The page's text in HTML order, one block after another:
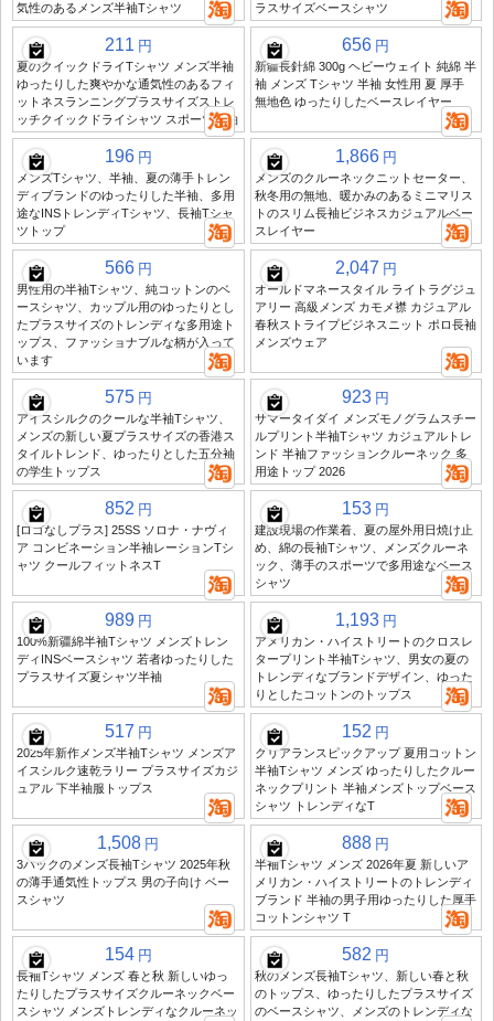
気性のあるメンズ半袖Tシャツ
ラスサイズベースシャツ
211 円
夏のクイックドライTシャツ メンズ半袖
ゆったりした爽やかな通気性のあるフィ
ットネスランニングプラスサイズストレ
ッチクイックドライシャツ スポーツ半袖
656 円
新疆長針綿 300g ヘビーウェイト 純綿 半
袖 メンズ Tシャツ 半袖 女性用 夏 厚手
無地色 ゆったりしたベースレイヤー
196 円
メンズTシャツ、半袖、夏の薄手トレン
ディブランドのゆったりした半袖、多用
途なINSトレンディTシャツ、長袖Tシャ
ツトップ
1,866 円
メンズのクルーネックニットセーター、
秋冬用の無地、暖かみのあるミニマリス
トのスリム長袖ビジネスカジュアルベー
スレイヤー
566 円
男性用の半袖Tシャツ、純コットンのベ
ースシャツ、カップル用のゆったりとし
たプラスサイズのトレンディな多用途ト
ップス、ファッショナブルな柄が入って
います
2,047 円
オールドマネースタイル ライトラグジュ
アリー 高級メンズ カモメ襟 カジュアル
春秋ストライプビジネスニット ポロ長袖
メンズウェア
575 円
アイスシルクのクールな半袖Tシャツ、
メンズの新しい夏プラスサイズの香港ス
タイルトレンド、ゆったりとした五分袖
の学生トップス
923 円
サマータイダイ メンズモノグラムスチー
ルプリント半袖Tシャツ カジュアルトレ
ンド 半袖ファッションクルーネック 多
用途トップ 2026
852 円
[ロゴなしプラス] 25SS ソロナ・ナヴィ
ア コンビネーション半袖レーションTシ
ャツ クールフィットネスT
153 円
建設現場の作業着、夏の屋外用日焼け止
め、綿の長袖Tシャツ、メンズクルーネ
ック、薄手のスポーツで多用途なベース
シャツ
989 円
100%新疆綿半袖Tシャツ メンズトレン
ディINSベースシャツ 若者ゆったりした
プラスサイズ夏シャツ半袖
1,193 円
アメリカン・ハイストリートのクロスレ
タープリント半袖Tシャツ、男女の夏の
トレンディなブランドデザイン、ゆった
りとしたコットンのトップス
517 円
2025年新作メンズ半袖Tシャツ メンズア
イスシルク速乾ラリー プラスサイズカジ
ュアル 下半袖服トップス
152 円
クリアランスピックアップ 夏用コットン
半袖Tシャツ メンズ ゆったりしたクルー
ネックプリント 半袖メンズトップベース
シャツ トレンディなT
1,508 円
3パックのメンズ長袖Tシャツ 2025年秋
の薄手通気性トップス 男の子向け ベー
スシャツ
888 円
半袖Tシャツ メンズ 2026年夏 新しいア
メリカン・ハイストリートのトレンディ
ブランド 半袖の男子用ゆったりした厚手
コットンシャツ T
154 円
長袖Tシャツ メンズ 春と秋 新しいゆっ
たりしたプラスサイズクルーネックベー
スシャツ メンズトレンディなクルーネッ
582 円
秋のメンズ長袖Tシャツ、新しい春と秋
のトップス、ゆったりしたプラスサイズ
のベースシャツ、メンズのトレンディな